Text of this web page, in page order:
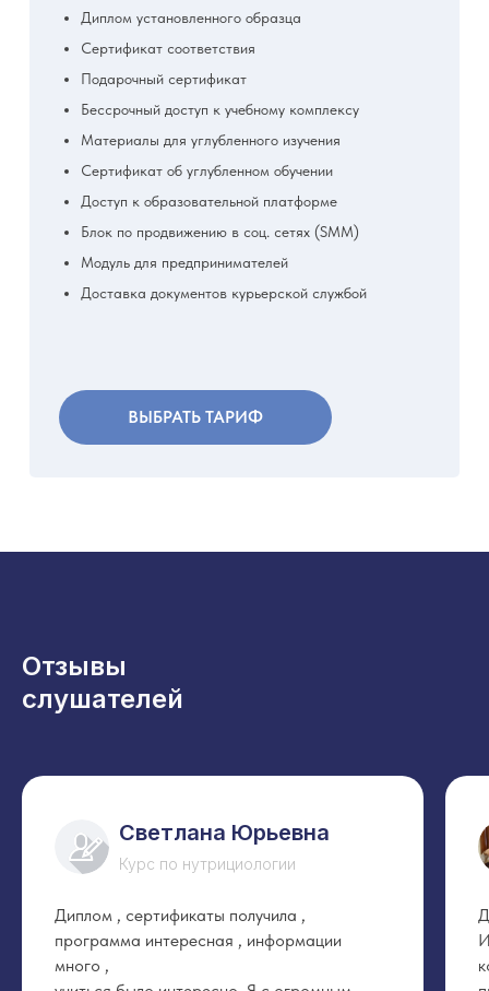
ВЫБРАТЬ ТАРИФ
Диплом установленного образца
Сертификат соответствия
Подарочный сертификат
Бессрочный доступ к учебному комплексу
Материалы для углубленного изучения
Сертификат об углубленном обучении
Доступ к образовательной платформе
Блок по продвижению в соц. сетях (SMM)
Модуль для предпринимателей
Доставка документов курьерской службой
Отзывы
слушателей
Светлана Юрьевна
Курс по нутрициологии
Диплом , сертификаты получила ,
программа интересная , информации
много ,